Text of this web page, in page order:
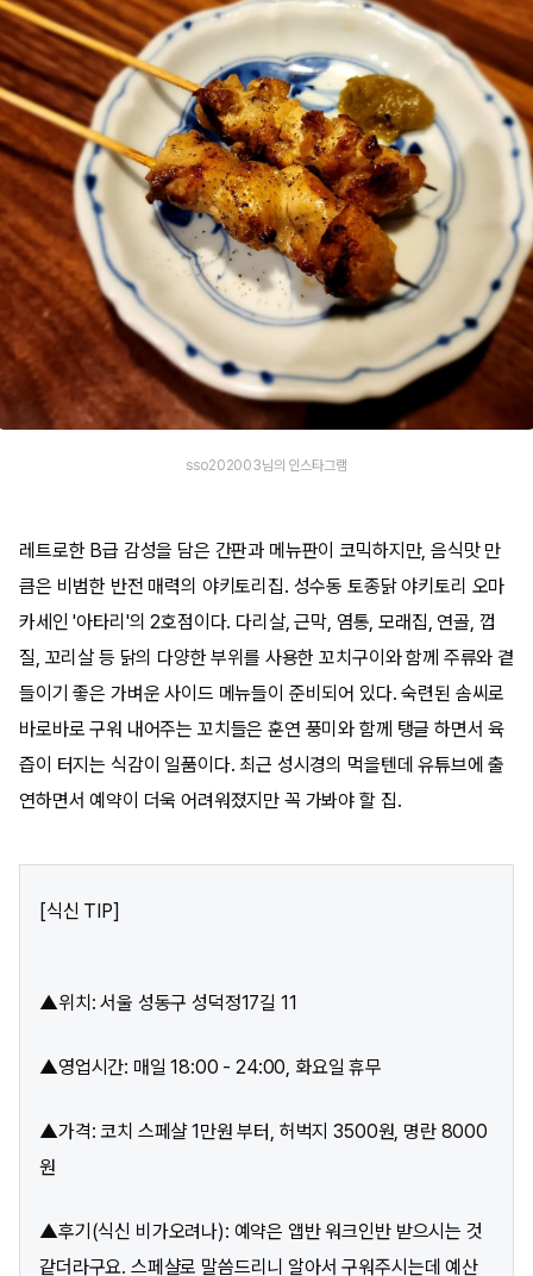
sso202003님의 인스타그램
레트로한 B급 감성을 담은 간판과 메뉴판이 코믹하지만, 음식맛 만
큼은 비범한 반전 매력의 야키토리집. 성수동 토종닭 야키토리 오마
카세인 '아타리'의 2호점이다. 다리살, 근막, 염통, 모래집, 연골, 껍
질, 꼬리살 등 닭의 다양한 부위를 사용한 꼬치구이와 함께 주류와 곁
들이기 좋은 가벼운 사이드 메뉴들이 준비되어 있다. 숙련된 솜씨로
바로바로 구워 내어주는 꼬치들은 훈연 풍미와 함께 탱글 하면서 육
즙이 터지는 식감이 일품이다. 최근 성시경의 먹을텐데 유튜브에 출
연하면서 예약이 더욱 어려워졌지만 꼭 가봐야 할 집.
[식신 TIP]
▲위치: 서울 성동구 성덕정17길 11
▲영업시간: 매일 18:00 - 24:00, 화요일 휴무
▲가격: 코치 스페샬 1만원 부터, 허벅지 3500원, 명란 8000
원
▲후기(식신 비가오려나): 예약은 앱반 워크인반 받으시는 것
같더라구요. 스페샬로 말씀드리니 알아서 구워주시는데 예산